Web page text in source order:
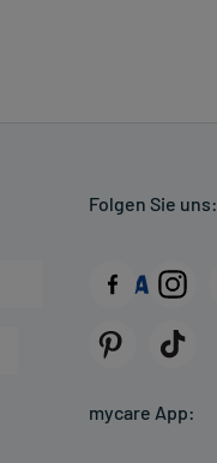
Folgen Sie uns:
mycare App: